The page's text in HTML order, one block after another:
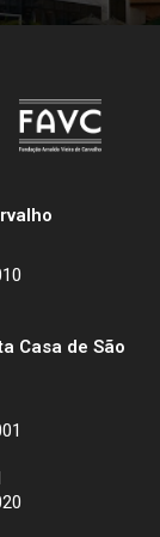
Casa de São